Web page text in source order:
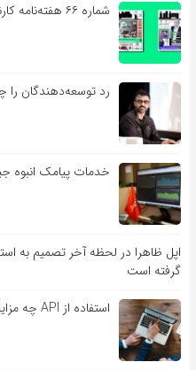
شماره ۶۶ هفته‌نامه کارنگ و رمزارز شماره ۳۶ منتشر شد
رد توسعه‌دهندگان را
خدمات پیامک انبوه
گرفته است
استفاده از API چه مزایایی برای شرکت‌های فین‌تک دارد؟